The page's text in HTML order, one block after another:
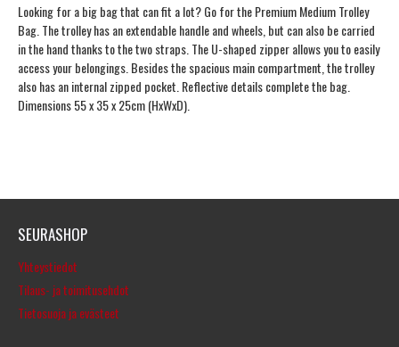
Looking for a big bag that can fit a lot? Go for the Premium Medium Trolley
Bag. The trolley has an extendable handle and wheels, but can also be carried
in the hand thanks to the two straps. The U-shaped zipper allows you to easily
access your belongings. Besides the spacious main compartment, the trolley
also has an internal zipped pocket. Reflective details complete the bag.
Dimensions 55 x 35 x 25cm (HxWxD).
SEURASHOP
Yhteystiedot
Tilaus- ja toimitusehdot
Tietosuoja ja evästeet